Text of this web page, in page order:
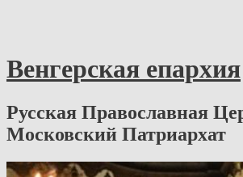
Венгерская епархия
Русская Православная
Московский Патриархат